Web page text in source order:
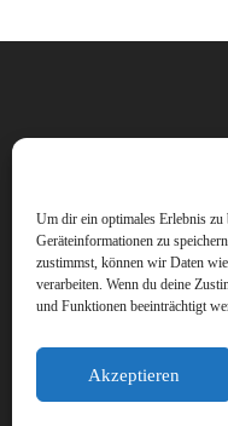
Um dir ein optimales Erlebnis
Geräteinformationen zu
zustimmst, können wir Daten
verarbeiten. Wenn du deine
und Funktionen beeinträchtigt
Akzeptieren